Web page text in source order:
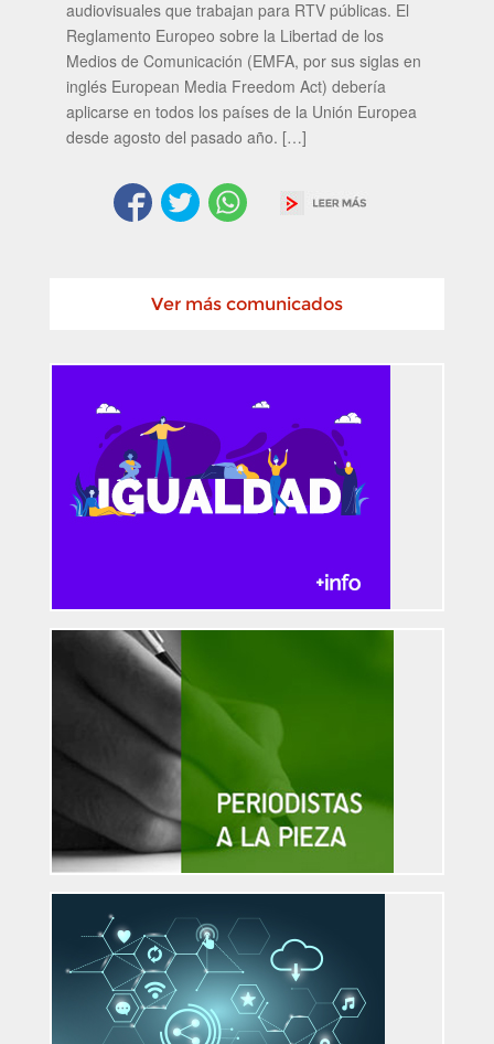
audiovisuales que trabajan para RTV públicas. El
Reglamento Europeo sobre la Libertad de los
Medios de Comunicación (EMFA, por sus siglas en
inglés European Media Freedom Act) debería
aplicarse en todos los países de la Unión Europea
desde agosto del pasado año. […]
Ver más comunicados